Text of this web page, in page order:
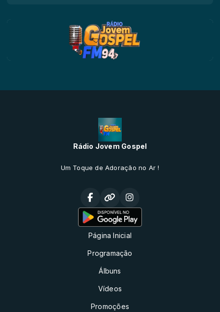
Rádio Jovem Gospel
Um Toque de Adoração no Ar !
Página Inicial
Programação
Álbuns
Vídeos
Promoções